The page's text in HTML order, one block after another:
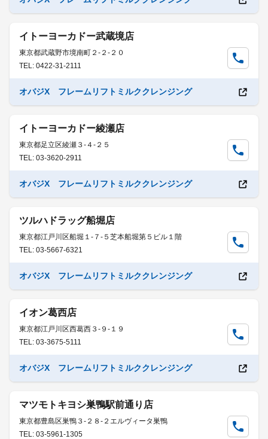
イトーヨーカドー武蔵境店
東京都武蔵野市境南町２-２-２０
TEL: 0422-31-2111
オバジX フレームリフトミルククレンジング
イトーヨーカドー綾瀬店
東京都足立区綾瀬３-４-２５
TEL: 03-3620-2911
オバジX フレームリフトミルククレンジング
ツルハドラッグ船堀店
東京都江戸川区船堀１-７-５芝本船堀第５ビル１階
TEL: 03-5667-6321
オバジX フレームリフトミルククレンジング
イオン葛西店
東京都江戸川区西葛西３-９-１９
TEL: 03-3675-5111
オバジX フレームリフトミルククレンジング
マツモトキヨシ巣鴨駅前通り店
東京都豊島区巣鴨３-２８-２エルヴィータ巣鴨
TEL: 03-5961-1305